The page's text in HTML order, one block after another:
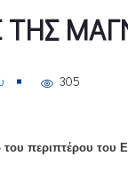
ΤΗΣ
305
περιπτέρου του